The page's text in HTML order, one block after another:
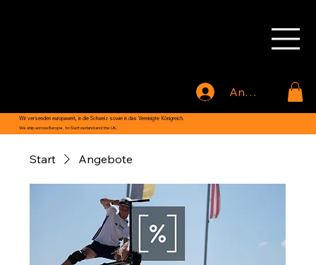
Anmelden
Wir versenden europaweit, in die Schweiz sowie in das Vereinigte Königreich.
We ship across Europe, to Switzerland and the UK.
Start Angebote